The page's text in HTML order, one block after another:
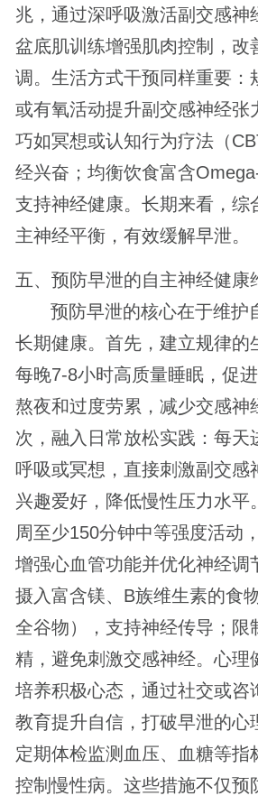
兆，通过深呼吸激活副交感神
盆底肌训练增强肌肉控制，改
调。生活方式干预同样重要：
或有氧活动提升副交感神经张
巧如冥想或认知行为疗法（
经兴奋；均衡饮食富含
支持神经健康。长期来看，综
主神经平衡，有效缓解早泄。
五、预防早泄的自主神经健康
预防早泄的核心在于维护
长期健康。首先，建立规律的
每晚7-8小时高质量睡眠，促
熬夜和过度劳累，减少交感神
次，融入日常放松实践：每天
呼吸或冥想，直接刺激副交感
兴趣爱好，降低慢性压力水平
周至少150分钟中等强度活动
增强心血管功能并优化神经调
摄入富含镁、B族维生素的食
全谷物），支持神经传导；限
精，避免刺激交感神经。心理
培养积极心态，通过社交或咨
教育提升自信，打破早泄的心
定期体检监测血压、血糖等指
控制慢性病。这些措施不仅预